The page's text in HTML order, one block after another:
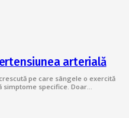
arterială
pe care sângele o exercită
specifice. Doar…